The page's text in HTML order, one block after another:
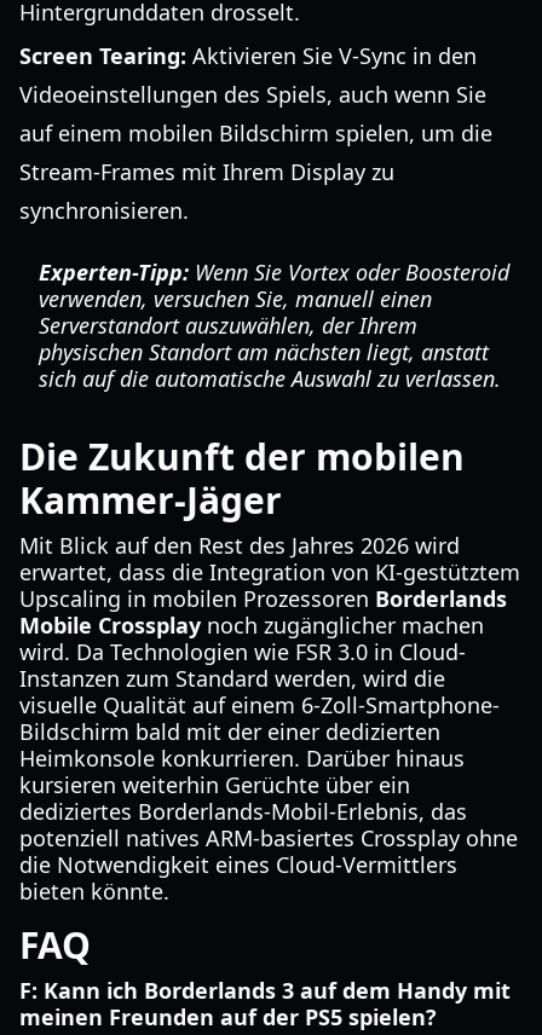
Hintergrunddaten drosselt.
Screen Tearing: Aktivieren Sie V-Sync in den
Videoeinstellungen des Spiels, auch wenn Sie
auf einem mobilen Bildschirm spielen, um die
Stream-Frames mit Ihrem Display zu
synchronisieren.
Experten-Tipp: Wenn Sie Vortex oder Boosteroid
verwenden, versuchen Sie, manuell einen
Serverstandort auszuwählen, der Ihrem
physischen Standort am nächsten liegt, anstatt
sich auf die automatische Auswahl zu verlassen.
Die Zukunft der mobilen
Kammer-Jäger
Mit Blick auf den Rest des Jahres 2026 wird
erwartet, dass die Integration von KI-gestütztem
Upscaling in mobilen Prozessoren Borderlands
Mobile Crossplay noch zugänglicher machen
wird. Da Technologien wie FSR 3.0 in Cloud-
Instanzen zum Standard werden, wird die
visuelle Qualität auf einem 6-Zoll-Smartphone-
Bildschirm bald mit der einer dedizierten
Heimkonsole konkurrieren. Darüber hinaus
kursieren weiterhin Gerüchte über ein
dediziertes Borderlands-Mobil-Erlebnis, das
potenziell natives ARM-basiertes Crossplay ohne
die Notwendigkeit eines Cloud-Vermittlers
bieten könnte.
FAQ
F: Kann ich Borderlands 3 auf dem Handy mit
meinen Freunden auf der PS5 spielen?